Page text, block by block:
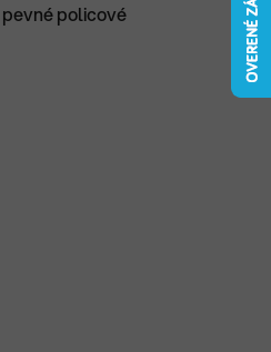
pevné policové